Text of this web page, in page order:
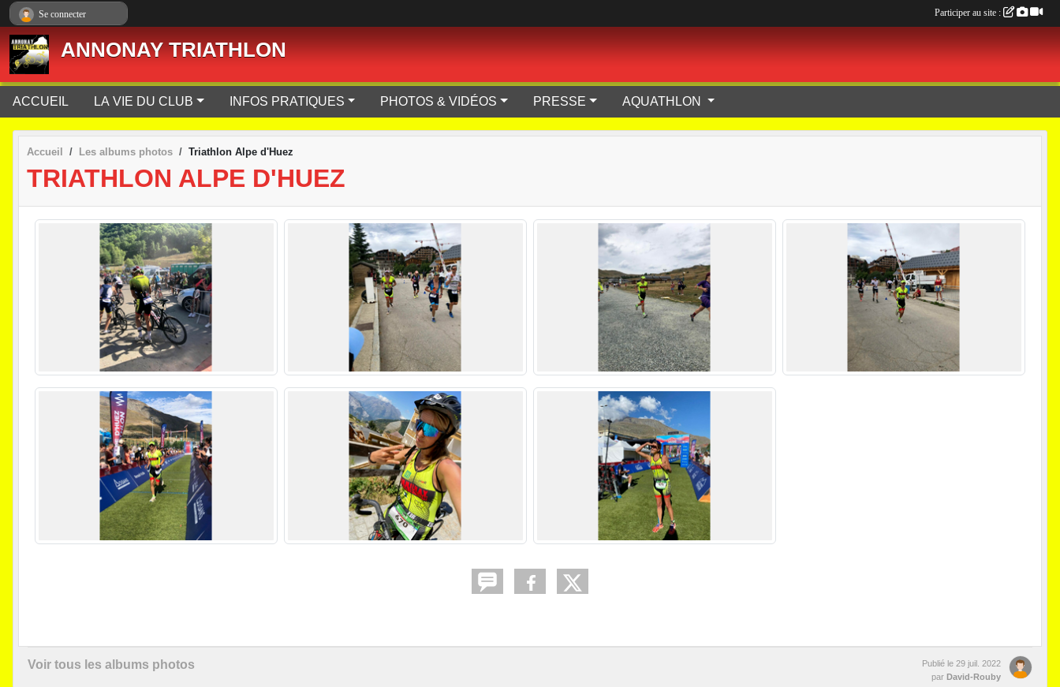
ANNONAY TRIATHLON
ACCUEIL LA VIE DU CLUB INFOS PRATIQUES PHOTOS & VIDÉOS PRESSE AQUATHLON
Accueil Les albums photos Triathlon Alpe d'Huez
TRIATHLON ALPE D'HUEZ
Voir tous les albums photos Publié le 29 juil. 2022
par David-Rouby
Se connecter Participer au site :
Panneau de gestion des cookies